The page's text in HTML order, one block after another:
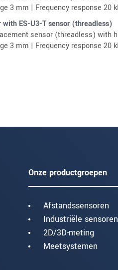
Onze productgroepen
Afstandssensoren
Industriële sensoren
2D/3D-meting
Meetsystemen